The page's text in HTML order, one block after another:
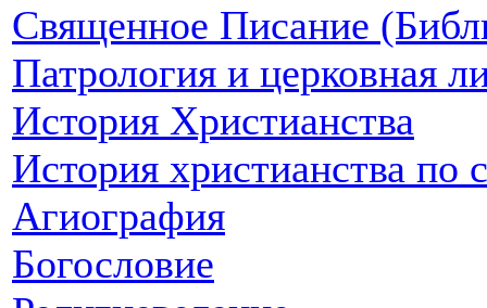
Священное Писание
Патрология и церковная
История Христианства
История христианства по
Агиография
Богословие